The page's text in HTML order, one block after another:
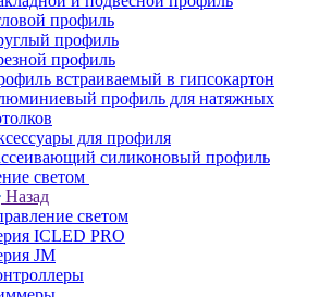
профиль
профиль
профиль
встраиваемый в гипсокартон
профиль для натяжных
для профиля
силиконовый профиль
светом
Назад
светом
ICLED PRO
JM